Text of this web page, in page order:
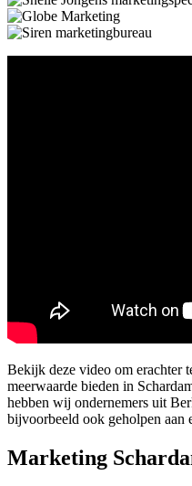
Bekijk deze video om erachter
meerwaarde bieden in
hebben wij ondernemers uit
bijvoorbeeld ook geholpen aan
Marketing